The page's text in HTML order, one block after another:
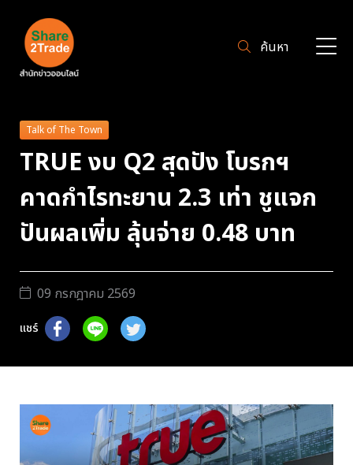
ค้นหา
Talk of The Town
TRUE งบ Q2 สุดปัง โบรกฯ
คาดกำไรทะยาน 2.3 เท่า ชูแจก
ปันผลเพิ่ม ลุ้นจ่าย 0.48 บาท
09 กรกฎาคม 2569
แชร์